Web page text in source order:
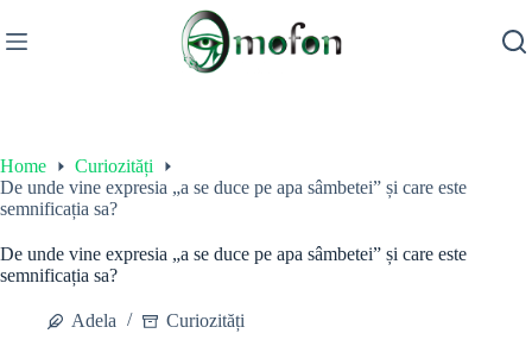
to
content
Home
Curiozități
De unde vine expresia „a se duce pe apa sâmbetei” și care este
semnificația sa?
De unde vine expresia „a se duce pe apa sâmbetei” și care este
semnificația sa?
Adela Curiozități